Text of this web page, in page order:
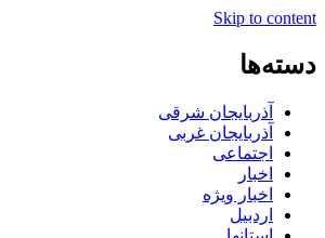
Skip to content
دسته‌ها
آذربایجان شرقی
آذربایجان غربی
اجتماعی
اخبار
اخبار ویژه
اردبیل